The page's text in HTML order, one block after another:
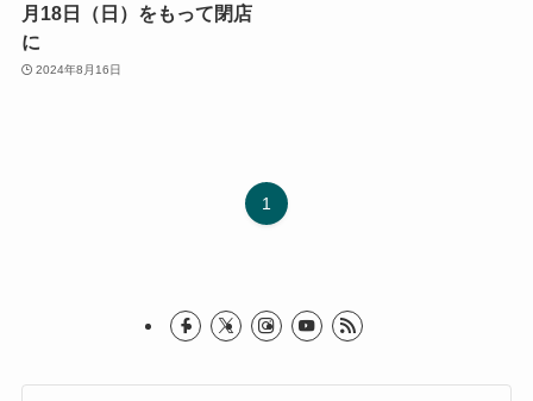
月18日（日）をもって閉店
に
2024年8月16日
1